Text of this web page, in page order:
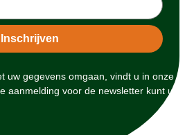
uw gegevens omgaan, vindt u in onze
aanmelding voor de newsletter kunt u